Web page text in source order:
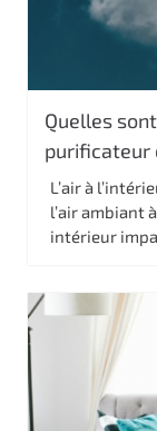
Quelles
purificateur
L’air à
l’air ambiant
intérieur